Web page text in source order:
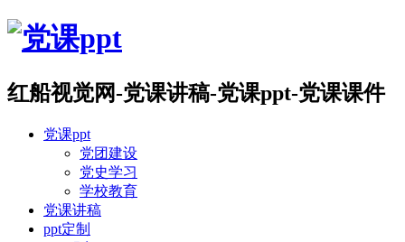
红船视觉网-党课讲稿-党课ppt-党课课件
党课ppt
党团建设
党史学习
学校教育
党课讲稿
ppt定制